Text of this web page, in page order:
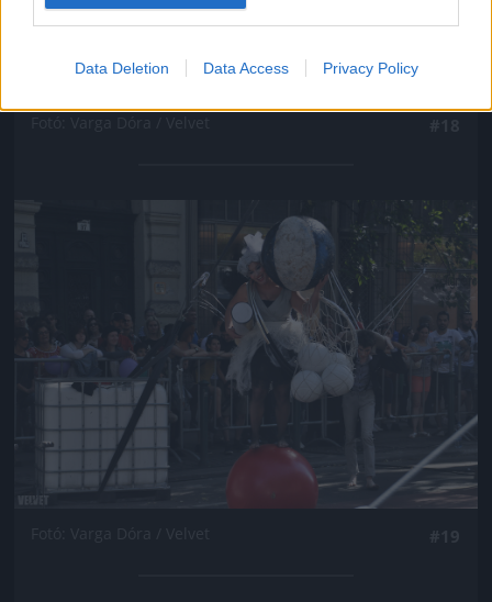
Data Deletion Data Access Privacy Policy
Jön még kép!